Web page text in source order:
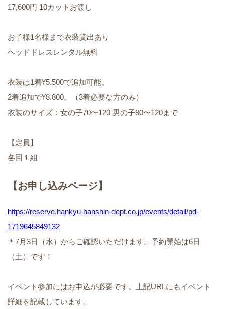
17,600円 10カットお渡し
お子様1名様まで衣装貸出あり
ヘッドドレスレンタル無料
衣装は1着¥5.500で追加可能。
2着追加で¥8.800。（3着必要な方のみ）
衣装のサイズ：女の子70〜120 男の子80〜120まで
【定員】
各回１組
【お申し込みページ】
https://reserve.hankyu-hanshin-dept.co.jp/events/detail/pd-
1719645849132
＊7月3日（水）からご確認いただけます。予約開始は6日
（土）です！
イベント参加にはお申込が必要です。上記URLにもイベント
詳細を記載しています。